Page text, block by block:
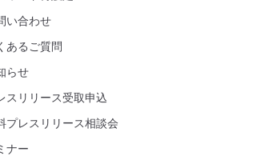
い合わせ
あるご質問
らせ
スリリース受取申込
プレスリリース相談会
ナー